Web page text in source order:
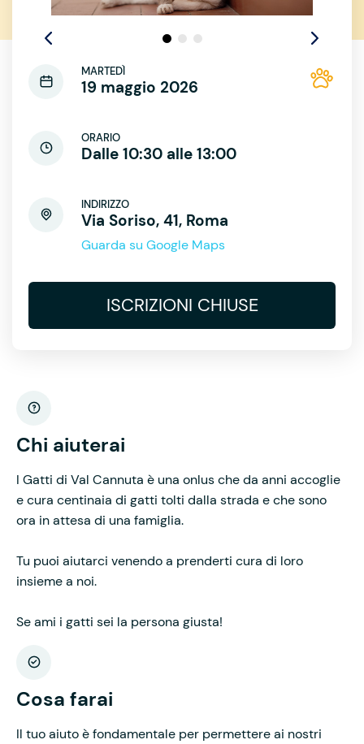
MARTEDÌ
19 maggio 2026
ORARIO
Dalle 10:30 alle 13:00
INDIRIZZO
Via Soriso, 41, Roma
Guarda su Google Maps
ISCRIZIONI CHIUSE
Chi aiuterai
I Gatti di Val Cannuta è una onlus che da anni accoglie
e cura centinaia di gatti tolti dalla strada e che sono
ora in attesa di una famiglia.
Tu puoi aiutarci venendo a prenderti cura di loro
insieme a noi.
Se ami i gatti sei la persona giusta!
Cosa farai
Il tuo aiuto è fondamentale per permettere ai nostri